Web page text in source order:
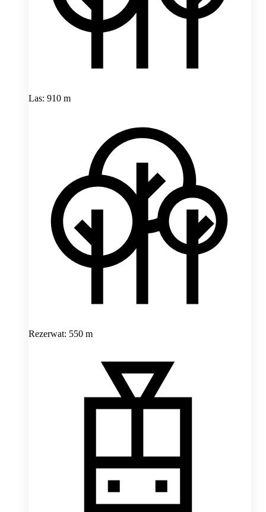
Las: 910 m
Rezerwat: 550 m